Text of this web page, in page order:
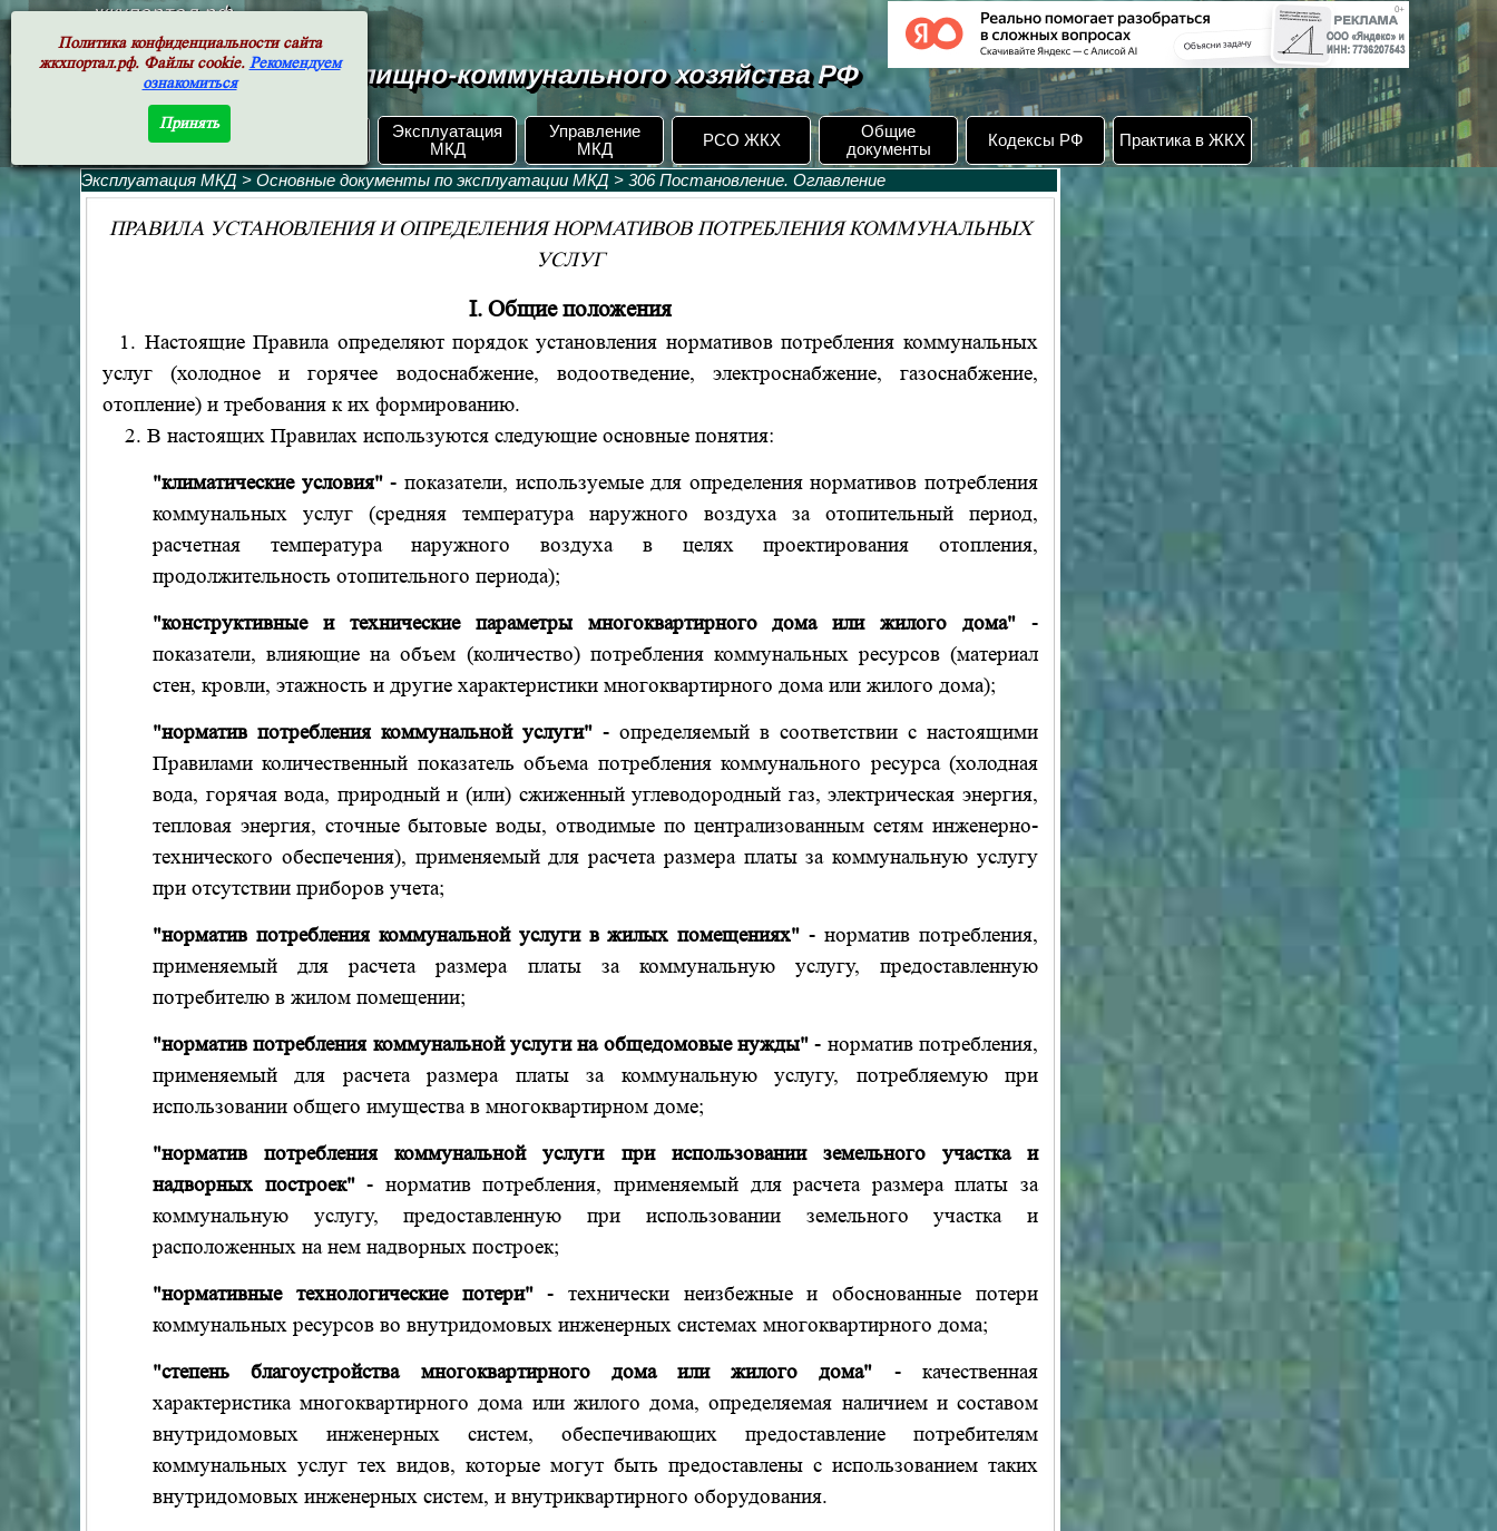
ЖКХ РФ.
Эксплуатация
МКД
Управление
МКД
РСО ЖКХ
Общие
документы
Кодексы РФ Практика в ЖКХ
Документы жилищно-коммунального хозяйства РФ
жкхпортал.рф
Эксплуатация МКД >Основные документы по эксплуатации МКД >306 Постановление. Оглавление
ПРАВИЛА УСТАНОВЛЕНИЯ И ОПРЕДЕЛЕНИЯ НОРМАТИВОВ ПОТРЕБЛЕНИЯ КОММУНАЛЬНЫХ
УСЛУГ
I. Общие положения
1. Настоящие Правила определяют порядок установления нормативов потребления коммунальных
услуг (холодное и горячее водоснабжение, водоотведение, электроснабжение, газоснабжение,
отопление) и требования к их формированию.
2. В настоящих Правилах используются следующие основные понятия:
"климатические условия"- показатели, используемые для определения нормативов потребления
коммунальных услуг (средняя температура наружного воздуха за отопительный период,
расчетная температура наружного воздуха в целях проектирования отопления,
продолжительность отопительного периода);
"конструктивные и технические параметры многоквартирного дома или жилого дома" -
показатели, влияющие на объем (количество) потребления коммунальных ресурсов (материал
стен, кровли, этажность и другие характеристики многоквартирного дома или жилого дома);
"норматив потребления коммунальной услуги" - определяемый в соответствии с настоящими
Правилами количественный показатель объема потребления коммунального ресурса (холодная
вода, горячая вода, природный и (или) сжиженный углеводородный газ, электрическая энергия,
тепловая энергия, сточные бытовые воды, отводимые по централизованным сетям инженерно-
технического обеспечения), применяемый для расчета размера платы за коммунальную услугу
при отсутствии приборов учета;
"норматив потребления коммунальной услуги в жилых помещениях" - норматив потребления,
применяемый для расчета размера платы за коммунальную услугу, предоставленную
потребителю в жилом помещении;
"норматив потребления коммунальной услуги на общедомовые нужды"- норматив потребления,
применяемый для расчета размера платы за коммунальную услугу, потребляемую при
использовании общего имущества в многоквартирном доме;
"норматив потребления коммунальной услуги при использовании земельного участка и
надворных построек"- норматив потребления, применяемый для расчета размера платы за
коммунальную услугу, предоставленную при использовании земельного участка и
расположенных на нем надворных построек;
"нормативные технологические потери"- технически неизбежные и обоснованные потери
коммунальных ресурсов во внутридомовых инженерных системах многоквартирного дома;
"степень благоустройства многоквартирного дома или жилого дома" - качественная
характеристика многоквартирного дома или жилого дома, определяемая наличием и составом
внутридомовых инженерных систем, обеспечивающих предоставление потребителям
коммунальных услуг тех видов, которые могут быть предоставлены с использованием таких
внутридомовых инженерных систем, и внутриквартирного оборудования.
Политика конфиденциальности сайта
жкхпортал.рф. Файлы cookie. Рекомендуем
ознакомиться
Принять